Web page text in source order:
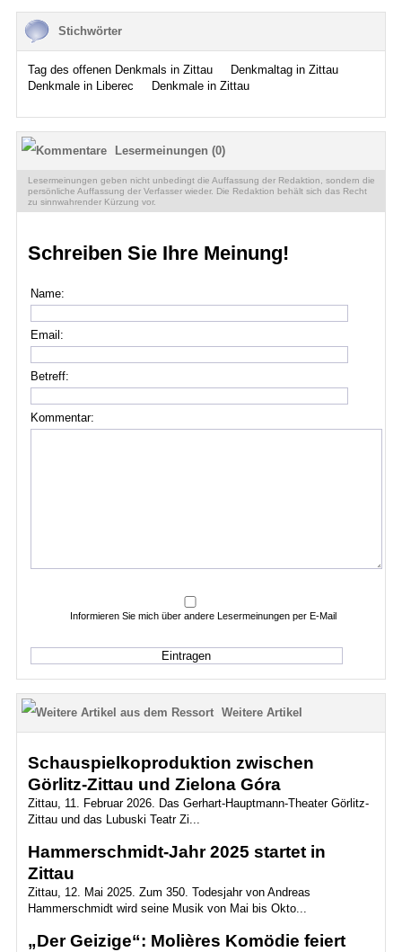
Stichwörter
Tag des offenen Denkmals in Zittau
Denkmaltag in Zittau
Denkmale in Liberec
Denkmale in Zittau
Lesermeinungen (0)
Lesermeinungen geben nicht unbedingt die Auffassung der Redaktion, sondern die
persönliche Auffassung der Verfasser wieder. Die Redaktion behält sich das Recht
zu sinnwahrender Kürzung vor.
Schreiben Sie Ihre Meinung!
Name:
Email:
Betreff:
Kommentar:
Informieren Sie mich über andere Lesermeinungen per E-Mail
Weitere Artikel
Schauspielkoproduktion zwischen
Görlitz-Zittau und Zielona Góra
Zittau, 11. Februar 2026. Das Gerhart-Hauptmann-Theater Görlitz-
Zittau und das Lubuski Teatr Zi...
Hammerschmidt-Jahr 2025 startet in
Zittau
Zittau, 12. Mai 2025. Zum 350. Todesjahr von Andreas
Hammerschmidt wird seine Musik von Mai bis Okto...
„Der Geizige“: Molières Komödie feiert